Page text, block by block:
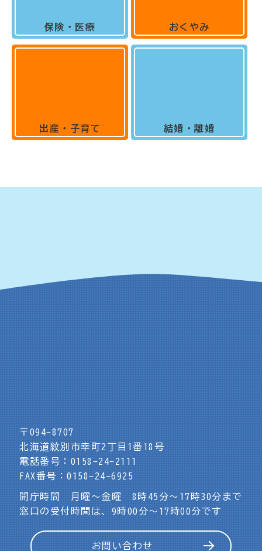
保険・医療
出産・子育て
おくやみ
結婚・離婚
〒094-8707
北海道紋別市幸町2丁目1番18号
電話番号：0158-24-2111
FAX番号：0158-24-6925
開庁時間 月曜～金曜 8時45分～17時30分まで
窓口の受付時間は、9時00分～17時00分です
お問い合わせ